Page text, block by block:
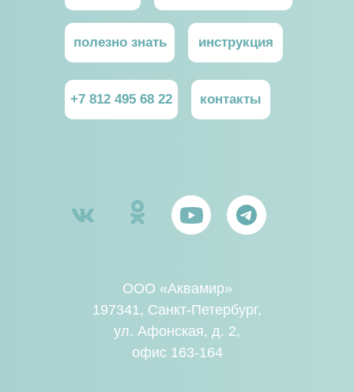
полезно знать
+7 812 495 68 22 контакты
инструкция
ООО «Аквамир»
197341, Санкт-Петербург,
ул. Афонская, д. 2,
офис 163-164